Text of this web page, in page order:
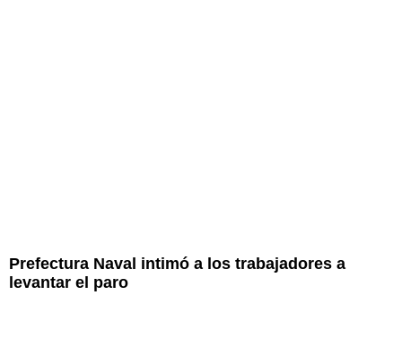
Prefectura Naval intimó a los trabajadores a
levantar el paro